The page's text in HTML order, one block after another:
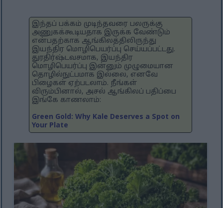
இந்தப் பக்கம் முடிந்தவரை பலருக்கு
அணுகக்கூடியதாக இருக்க வேண்டும்
என்பதற்காக ஆங்கிலத்திலிருந்து
இயந்திர மொழிபெயர்ப்பு செய்யப்பட்டது.
துரதிர்ஷ்டவசமாக, இயந்திர
மொழிபெயர்ப்பு இன்னும் முழுமையான
தொழில்நுட்பமாக இல்லை, எனவே
பிழைகள் ஏற்படலாம். நீங்கள்
விரும்பினால், அசல் ஆங்கிலப் பதிப்பை
இங்கே காணலாம்:
Green Gold: Why Kale Deserves a Spot on
Your Plate